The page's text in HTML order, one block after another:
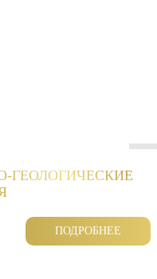
ГЕОЛОГИЧЕСКИЕ
ПОДРОБНЕЕ